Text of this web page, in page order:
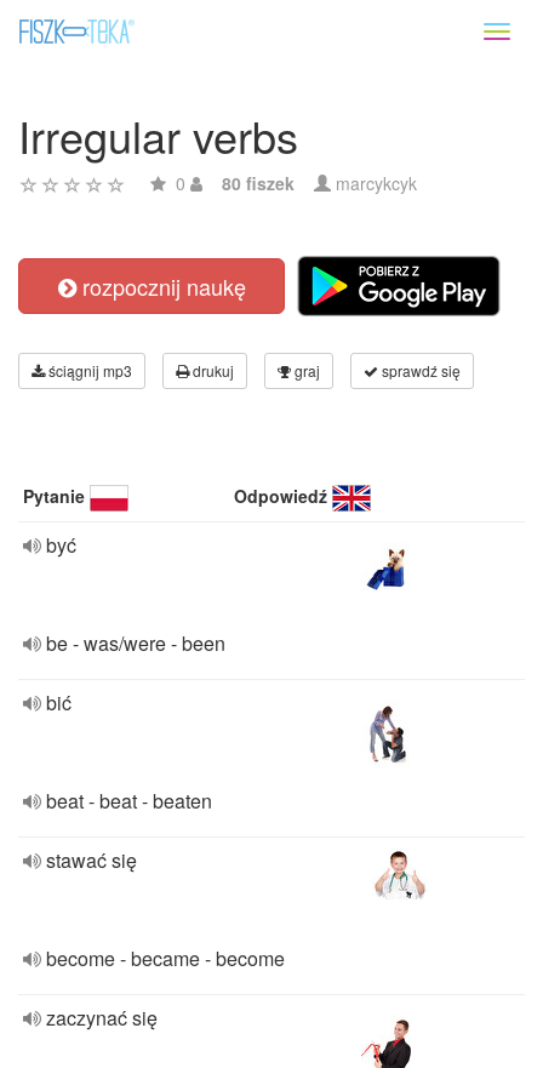
Irregular verbs
0 80 fiszek marcykcyk
rozpocznij naukę
ściągnij mp3 drukuj graj sprawdź się
Pytanie Odpowiedź
być
be - was/were - been
bić
beat - beat - beaten
stawać się
become - became - become
zaczynać się